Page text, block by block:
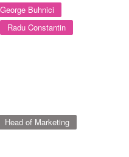
George Buhnici
Radu Constantin
Head of Marketing